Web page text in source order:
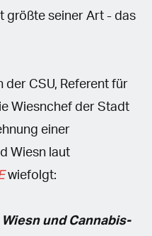
größte seiner Art - das
der CSU, Referent für
Wiesnchef der Stadt
einer
Wiesn laut
wiefolgt:
und Cannabis-